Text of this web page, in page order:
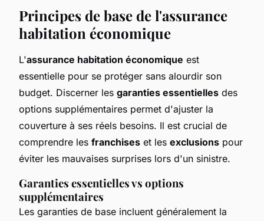
Principes de base de l'assurance
habitation économique
L'assurance habitation économique est
essentielle pour se protéger sans alourdir son
budget. Discerner les garanties essentielles des
options supplémentaires permet d'ajuster la
couverture à ses réels besoins. Il est crucial de
comprendre les franchises et les exclusions pour
éviter les mauvaises surprises lors d'un sinistre.
Garanties essentielles vs options
supplémentaires
Les garanties de base incluent généralement la